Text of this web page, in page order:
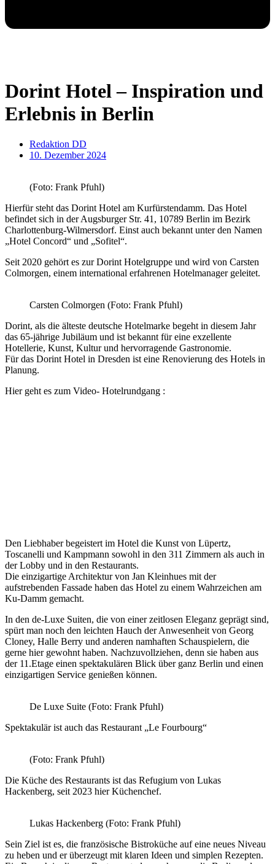
Dorint Hotel – Inspiration und
Erlebnis in Berlin
Redaktion DD
10. Dezember 2024
(Foto: Frank Pfuhl)
Hierfür steht das Dorint Hotel am Kurfürstendamm. Das Hotel
befindet sich in der Augsburger Str. 41, 10789 Berlin im Bezirk
Charlottenburg-Wilmersdorf. Einst auch bekannt unter den Namen
„Hotel Concord“ und „Sofitel“.
Seit 2020 gehört es zur Dorint Hotelgruppe und wird von Carsten
Colmorgen, einem international erfahrenen Hotelmanager geleitet.
Carsten Colmorgen (Foto: Frank Pfuhl)
Dorint, als die älteste deutsche Hotelmarke begeht in diesem Jahr
das 65-jährige Jubiläum und ist bekannt für eine exzellente
Hotellerie, Kunst, Kultur und hervorragende Gastronomie.
Für das Dorint Hotel in Dresden ist eine Renovierung des Hotels in
Planung.
Hier geht es zum Video- Hotelrundgang :
Den Liebhaber begeistert im Hotel die Kunst von Lüpertz,
Toscanelli und Kampmann sowohl in den 311 Zimmern als auch in
der Lobby und in den Restaurants.
Die einzigartige Architektur von Jan Kleinhues mit der
aufstrebenden Fassade haben das Hotel zu einem Wahrzeichen am
Ku-Damm gemacht.
In den de-Luxe Suiten, die von einer zeitlosen Eleganz geprägt sind,
spürt man noch den leichten Hauch der Anwesenheit von Georg
Cloney, Halle Berry und anderen namhaften Schauspielern, die
gerne hier gewohnt haben. Nachzuvollziehen, denn sie haben aus
der 11.Etage einen spektakulären Blick über ganz Berlin und einen
einzigartigen Service genießen können.
De Luxe Suite (Foto: Frank Pfuhl)
Spektakulär ist auch das Restaurant „Le Fourbourg“
(Foto: Frank Pfuhl)
Die Küche des Restaurants ist das Refugium von Lukas
Hackenberg, seit 2023 hier Küchenchef.
Lukas Hackenberg (Foto: Frank Pfuhl)
Sein Ziel ist es, die französische Bistroküche auf eine neues Niveau
zu heben und er überzeugt mit klaren Ideen und simplen Rezepten.